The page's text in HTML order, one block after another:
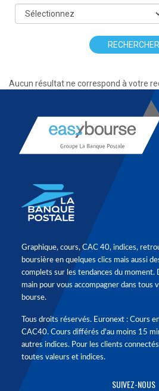
RECHERCHER
Aucun résultat ne correspond à votre
Graphique, cours, CAC 40, indices,
boursière en quelques clics mais aussi
complets sur les tendances du moment.
main pour vous accompagner dans tous
bourse.
Tous droits réservés. Euronext : Cours
CAC40. Cours différés d'au moins 15
autres indices. Pour les clients
toutes valeurs et indices.
SUIVEZ-NOUS